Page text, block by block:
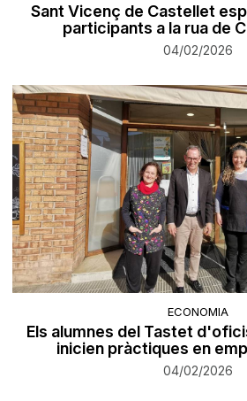
Sant Vicenç de Castellet
participants a la rua de
04/02/2026
ECONOMIA
Els alumnes del Tastet
inicien pràctiques en
04/02/2026